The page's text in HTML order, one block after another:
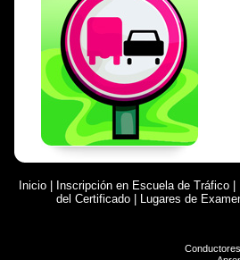
Inicio Inscripción en Escuela de Tráfico
del Certificado
Lugares de